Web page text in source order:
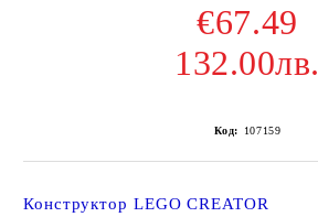
€67.49
132.00лв.
Код: 107159
Конструктор LEGO CREATOR